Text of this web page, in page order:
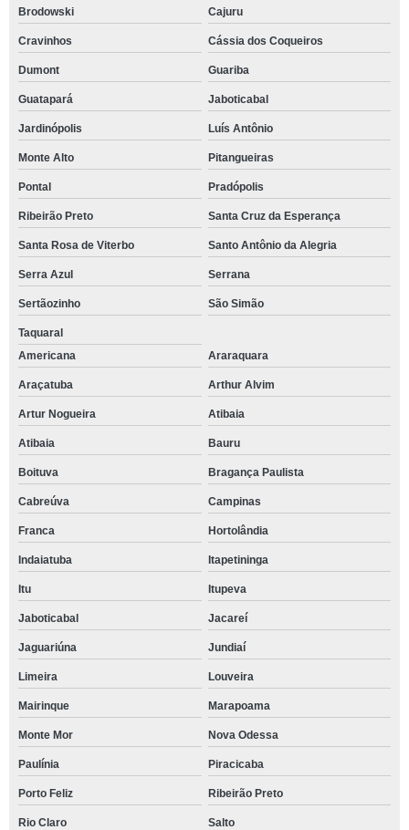
Brodowski Cajuru
Cravinhos Cássia dos Coqueiros
Dumont Guariba
Guatapará Jaboticabal
Jardinópolis Luís Antônio
Monte Alto Pitangueiras
Pontal Pradópolis
Ribeirão Preto Santa Cruz da Esperança
Santa Rosa de Viterbo Santo Antônio da Alegria
Serra Azul Serrana
Sertãozinho São Simão
Taquaral
Americana
Araraquara
Araçatuba Arthur Alvim
Artur Nogueira Atibaia
Atibaia Bauru
Boituva Bragança Paulista
Cabreúva Campinas
Franca Hortolândia
Indaiatuba Itapetininga
Itu Itupeva
Jaboticabal Jacareí
Jaguariúna Jundiaí
Limeira Louveira
Mairinque Marapoama
Monte Mor Nova Odessa
Paulínia Piracicaba
Porto Feliz Ribeirão Preto
Rio Claro Salto